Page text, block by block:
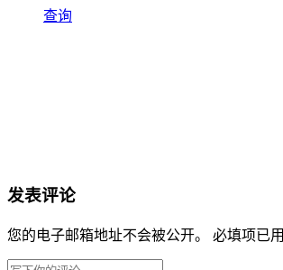
查询
发表评论
您的电子邮箱地址不会被公开。 必填项已用